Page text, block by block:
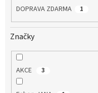
DOPRAVA ZDARMA 1
Značky
AKCE 3